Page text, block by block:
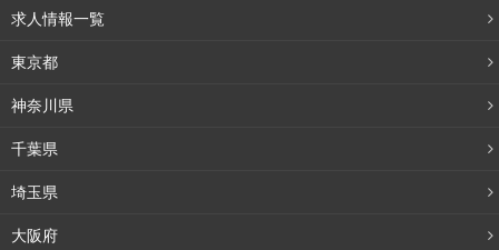
求人情報一覧
東京都
神奈川県
千葉県
埼玉県
大阪府